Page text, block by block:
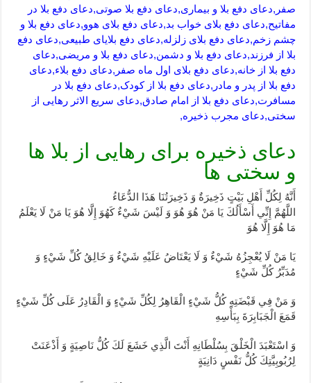
صفر,دعای دفع بلا و بیماری,دعای دفع بلا صوتی,دعای دفع بلا در
مفاتیح,دعای دفع بلای خواب بد,دعای دفع بلای هوو,دعای دفع بلا و
چشم زخم,دعای دفع بلای زلزله,دعای دفع بلایای طبیعی,دعای دفع
بلا از فرزند,دعای دفع بلا و دشمن,دعای دفع بلا و مریضی,دعای
دفع بلا از خانه,دعای دفع بلای اول ماه صفر,دعای دفع بلاء,دعای
دفع بلا از پدر و مادر,دعای دفع بلا از کودک,دعای دفع بلا در
مسافرت,دعای دفع بلا از امام صادق,دعای سریع الاثر رهایی از
سختی,دعای مجرب ذخیره,
دعای ذخیره برای رهایی از بلا ها
و سختی ها
أَنَّهُ لِكُلِّ أَهْلِ بَيْتٍ ذَخِيرَةٌ وَ ذَخِيرَتُنَا هَذَا الدُّعَاءُ
اللَّهُمَّ إِنِّي أَسْأَلُكَ يَا مَنْ هُوَ هُوَ وَ لَيْسَ شَيْ‏ءٌ كَهُوَ إِلَّا هُوَ يَا مَنْ لَا يَعْلَمُ
مَا هُوَ إِلَّا هُوَ
يَا مَنْ لَا يُعْجِزُهُ شَيْ‏ءٌ وَ لَا يَعْتَاضُ عَلَيْهِ شَيْ‏ءٌ وَ خَالِقُ كُلِّ شَيْ‏ءٍ وَ
مُدَبِّرُ كُلِّ شَيْ‏ءٍ
وَ مَنْ فِي قَبْضَتِهِ كُلُّ شَيْ‏ءٍ الْقَاهِرُ لِكُلِّ شَيْ‏ءٍ وَ الْقَادِرُ عَلَى كُلِّ شَيْ‏ءٍ
قَمَعَ الْجَبَابِرَةَ بِبَأْسِهِ
وَ اسْتَعْبَدَ الْخَلْقَ بِسُلْطَانِهِ أَنْتَ الَّذِي خَشَعَ لَكَ كُلُّ نَاصِيَةٍ وَ أَذْعَنَتْ
لِرُبُوبِيَّتِكَ كُلُّ نَفْسٍ دَانِيَةٍ